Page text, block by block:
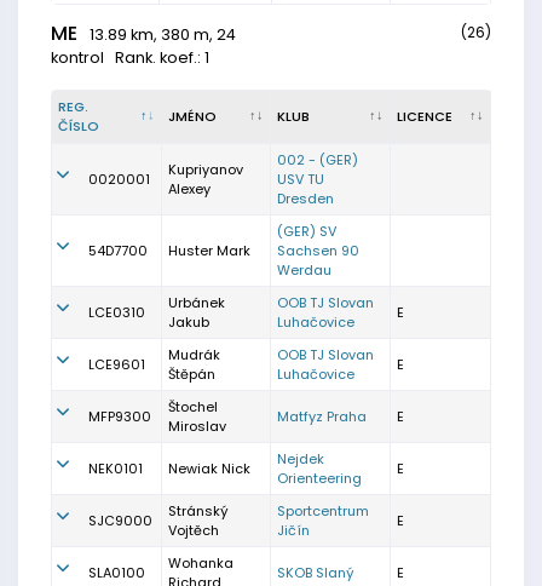
ME
13.89 km, 380 m, 24
kontrol Rank. koef.: 1
(26)
REG.
ČÍSLO
JMÉNO KLUB LICENCE
0020001
Kupriyanov
Alexey
002 - (GER)
USV TU
Dresden
54D7700 Huster Mark
(GER) SV
Sachsen 90
Werdau
LCE0310
Urbánek
Jakub
OOB TJ Slovan
Luhačovice
E
LCE9601
Mudrák
Štěpán
OOB TJ Slovan
Luhačovice
E
MFP9300
Štochel
Miroslav
Matfyz Praha E
NEK0101 Newiak Nick
Nejdek
Orienteering
E
SJC9000
Stránský
Vojtěch
Sportcentrum
Jičín
E
SLA0100
Wohanka
SKOB Slaný E